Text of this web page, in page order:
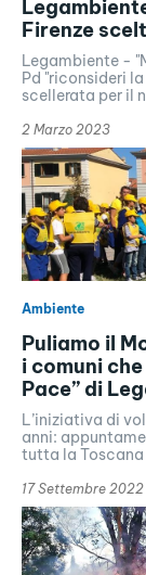
Firenze
Legambiente -
Pd "riconsideri
scellerata per il
2 Marzo 2023
Ambiente
Puliamo il
i comuni
Pace” di
L’iniziativa di
anni:
tutta la
17 Settembre 2022